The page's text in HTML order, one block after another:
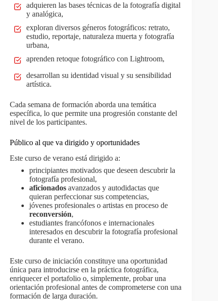
adquieren las bases técnicas de la fotografía digital
y analógica,
exploran diversos géneros fotográficos: retrato,
estudio, reportaje, naturaleza muerta y fotografía
urbana,
aprenden retoque fotográfico con Lightroom,
desarrollan su identidad visual y su sensibilidad
artística.
Cada semana de formación aborda una temática
específica, lo que permite una progresión constante del
nivel de los participantes.
Público al que va dirigido y oportunidades
Este curso de verano está dirigido a:
principiantes motivados que deseen descubrir la
fotografía profesional,
aficionados avanzados y autodidactas que
quieran perfeccionar sus competencias,
jóvenes profesionales o artistas en proceso de
reconversión,
estudiantes francófonos e internacionales
interesados en descubrir la fotografía profesional
durante el verano.
Este curso de iniciación constituye una oportunidad
única para introducirse en la práctica fotográfica,
enriquecer el portafolio o, simplemente, probar una
orientación profesional antes de comprometerse con una
formación de larga duración.